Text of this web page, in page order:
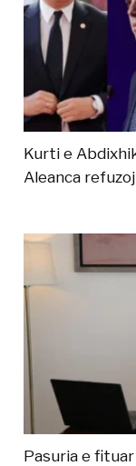
Kurti e
Aleanca
Pasuria e